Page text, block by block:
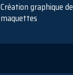
Création graphique
maquettes